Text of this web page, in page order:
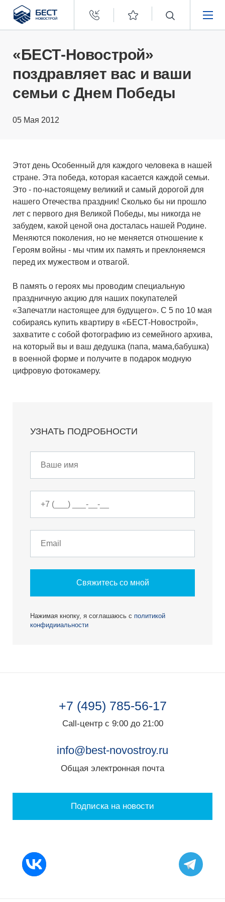
Бест
Новострой
ПОКУПАТЕЛЯМ
ЗАСТРОЙЩИКАМ
«БЕСТ-Новострой»
поздравляет вас и ваши
семьи с Днем Победы
05 Мая 2012
Этот день Особенный для каждого человека в нашей
стране. Эта победа, которая касается каждой семьи.
Это - по-настоящему великий и самый дорогой для
нашего Отечества праздник! Сколько бы ни прошло
лет с первого дня Великой Победы, мы никогда не
забудем, какой ценой она досталась нашей Родине.
Меняются поколения, но не меняется отношение к
Героям войны - мы чтим их память и преклоняемся
перед их мужеством и отвагой.
В память о героях мы проводим специальную
праздничную акцию для наших покупателей
«Запечатли настоящее для будущего». С 5 по 10 мая
собираясь купить квартиру в «БЕСТ-Новострой»,
захватите с собой фотографию из семейного архива,
на который вы и ваш дедушка (папа, мама,бабушка)
в военной форме и получите в подарок модную
цифровую фотокамеру.
УЗНАТЬ ПОДРОБНОСТИ
Свяжитесь со мной
Нажимая кнопку, я соглашаюсь с политикой
конфидииальности
+7 (495) 785-56-17
Call-центр с 9:00 до 21:00
info@best-novostroy.ru
Общая электронная почта
Подписка на новости